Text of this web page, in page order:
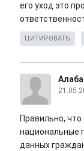
его уход это
ЦИТИРОВАТЬ
Правильно,
национальные
данных